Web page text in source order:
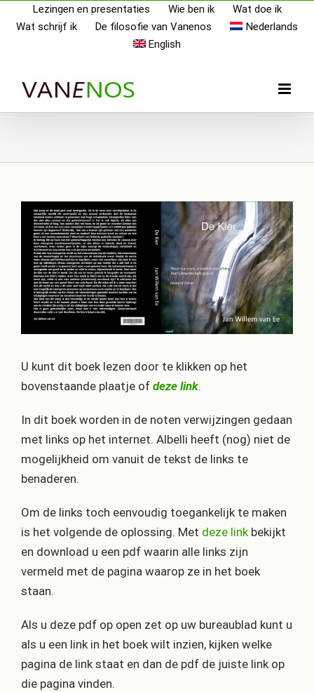
Lezingen en presentaties Wie ben ik
Wat doe ik
Wat schrijf ik
De filosofie van Vanenos
Nederlands
English
U kunt dit boek lezen door te klikken op het
bovenstaande plaatje of deze link.
In dit boek worden in de noten verwijzingen gedaan
met links op het internet. Albelli heeft (nog) niet de
mogelijkheid om vanuit de tekst de links te
benaderen.
Om de links toch eenvoudig toegankelijk te maken
is het volgende de oplossing. Met deze linkbekijkt
en download u een pdf waarin alle links zijn
vermeld met de pagina waarop ze in het boek
staan.
Als u deze pdf op open zet op uw bureaublad kunt u
als u een link in het boek wilt inzien, kijken welke
pagina de link staat en dan de pdf de juiste link op
die pagina vinden.